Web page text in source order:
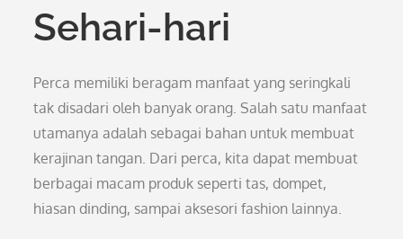
Sehari-hari
Perca memiliki beragam manfaat yang seringkali
tak disadari oleh banyak orang. Salah satu manfaat
utamanya adalah sebagai bahan untuk membuat
kerajinan tangan. Dari perca, kita dapat membuat
berbagai macam produk seperti tas, dompet,
hiasan dinding, sampai aksesori fashion lainnya.